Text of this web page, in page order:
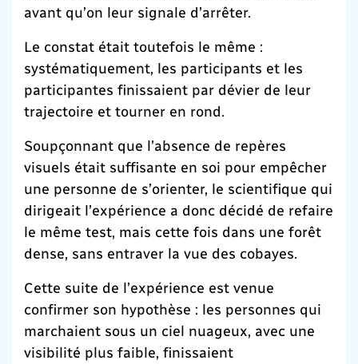
avant qu’on leur signale d’arrêter.
Le constat était toutefois le même :
systématiquement, les participants et les
participantes finissaient par dévier de leur
trajectoire et tourner en rond.
Soupçonnant que l’absence de repères
visuels était suffisante en soi pour empêcher
une personne de s’orienter, le scientifique qui
dirigeait l’expérience a donc décidé de refaire
le même test, mais cette fois dans une forêt
dense, sans entraver la vue des cobayes.
Cette suite de l’expérience est venue
confirmer son hypothèse : les personnes qui
marchaient sous un ciel nuageux, avec une
visibilité plus faible, finissaient